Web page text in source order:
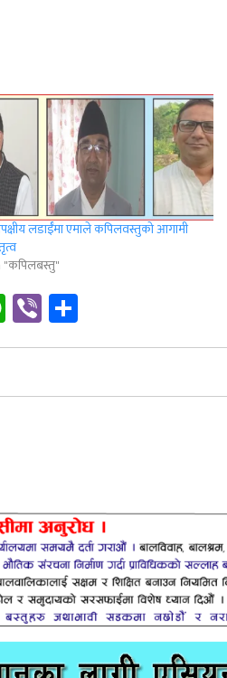
लडाईँमा एमाले कपिलवस्तुको आगामी
"कपिलबस्तु"
WhatsApp
Viber